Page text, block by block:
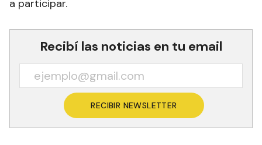
a participar.
Recibí las noticias en tu email
RECIBIR NEWSLETTER